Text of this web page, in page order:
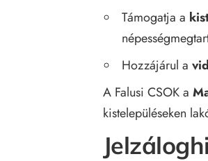
Támogatja a
Hozzájárul a
A Falusi CSOK a
kistelepüléseken